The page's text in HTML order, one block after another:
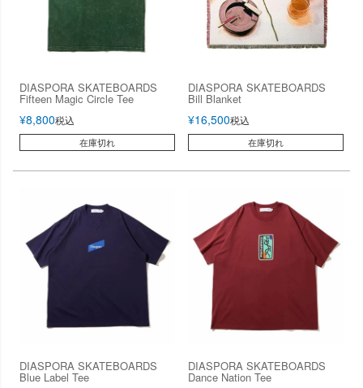
DIASPORA SKATEBOARDS
Fifteen Magic Circle Tee
¥8,800税込
在庫切れ
DIASPORA SKATEBOARDS
Bill Blanket
¥16,500税込
在庫切れ
DIASPORA SKATEBOARDS
Blue Label Tee
DIASPORA SKATEBOARDS
Dance Nation Tee